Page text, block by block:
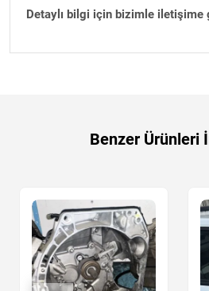
Detaylı bilgi için bizimle iletişime
Benzer Ürünleri